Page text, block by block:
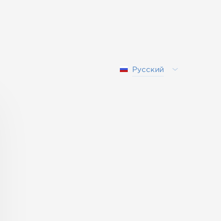
Русский